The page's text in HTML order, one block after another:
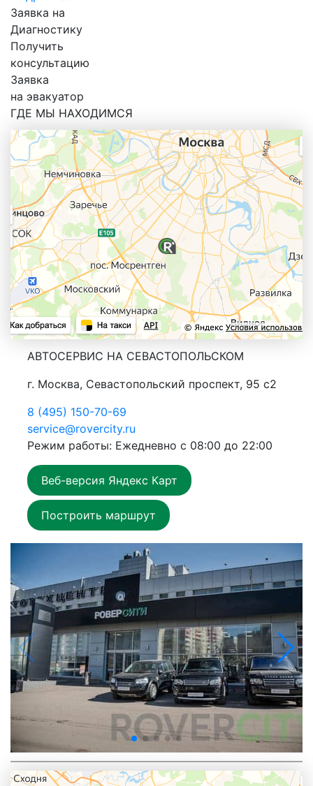
Заявка на
Диагностику
Получить
консультацию
Заявка
на эвакуатор
ГДЕ МЫ НАХОДИМСЯ
АВТОСЕРВИС НА СЕВАСТОПОЛЬСКОМ
г. Москва, Севастопольский проспект, 95 с2
8 (495) 150-70-69
service@rovercity.ru
Режим работы: Ежедневно с 08:00 до 22:00
Веб-версия Яндекс Карт
Построить маршрут